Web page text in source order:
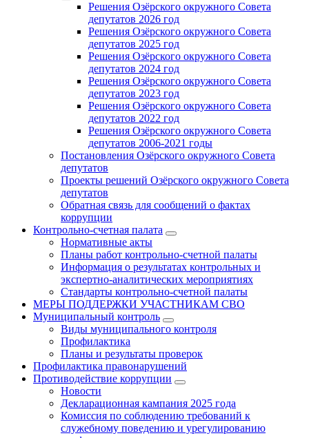
Решения Озёрского окружного Совета
депутатов 2026 год
Решения Озёрского окружного Совета
депутатов 2025 год
Решения Озёрского окружного Совета
депутатов 2024 год
Решения Озёрского окружного Совета
депутатов 2023 год
Решения Озёрского окружного Совета
депутатов 2022 год
Решения Озёрского окружного Совета
депутатов 2006-2021 годы
Постановления Озёрского окружного Совета
депутатов
Проекты решений Озёрского окружного Совета
депутатов
Обратная связь для сообщений о фактах
коррупции
Контрольно-счетная палата
Нормативные акты
Планы работ контрольно-счетной палаты
Информация о результатах контрольных и
экспертно-аналитических мероприятиях
Стандарты контрольно-счетной палаты
МЕРЫ ПОДДЕРЖКИ УЧАСТНИКАМ СВО
Муниципальный контроль
Виды муниципального контроля
Профилактика
Планы и результаты проверок
Профилактика правонарушений
Противодействие коррупции
Новости
Декларационная кампания 2025 года
Комиссия по соблюдению требований к
служебному поведению и урегулированию